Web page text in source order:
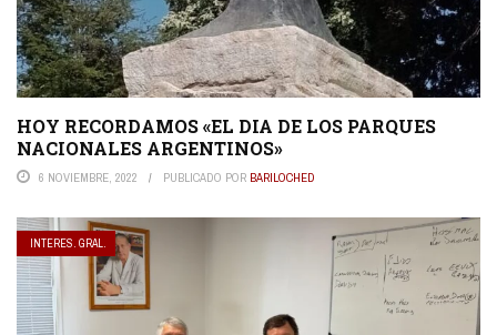
HOY RECORDAMOS «EL DIA DE LOS PARQUES
NACIONALES ARGENTINOS»
6 NOVIEMBRE, 2022 PUBLICADO POR BARILOCHED
INTERES. GRAL.